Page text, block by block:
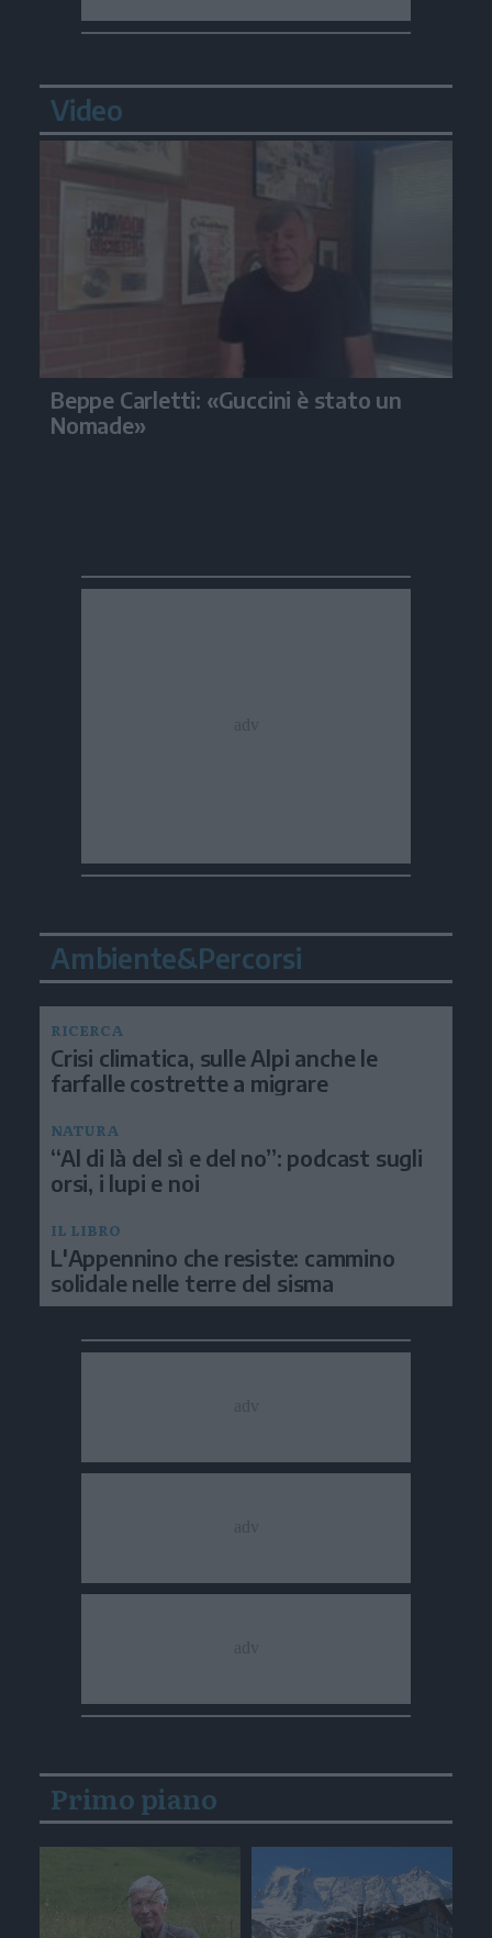
Video
Beppe Carletti: «Guccini è stato un
Nomade»
Ambiente&Percorsi
RICERCA
Crisi climatica, sulle Alpi anche le
farfalle costrette a migrare
NATURA
“Al di là del sì e del no”: podcast sugli
orsi, i lupi e noi
IL LIBRO
L'Appennino che resiste: cammino
solidale nelle terre del sisma
Primo piano